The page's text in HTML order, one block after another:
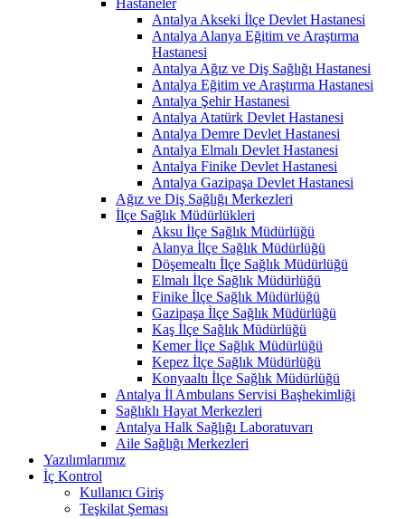
Antalya Akseki İlçe Devlet Hastanesi
Antalya Alanya Eğitim ve Araştırma
Hastanesi
Antalya Ağız ve Diş Sağlığı Hastanesi
Antalya Eğitim ve Araştırma Hastanesi
Antalya Şehir Hastanesi
Antalya Atatürk Devlet Hastanesi
Antalya Demre Devlet Hastanesi
Antalya Elmalı Devlet Hastanesi
Antalya Finike Devlet Hastanesi
Antalya Gazipaşa Devlet Hastanesi
Ağız ve Diş Sağlığı Merkezleri
İlçe Sağlık Müdürlükleri
Aksu İlçe Sağlık Müdürlüğü
Alanya İlçe Sağlık Müdürlüğü
Döşemealtı İlçe Sağlık Müdürlüğü
Elmalı İlçe Sağlık Müdürlüğü
Finike İlçe Sağlık Müdürlüğü
Gazipaşa İlçe Sağlık Müdürlüğü
Kaş İlçe Sağlık Müdürlüğü
Kemer İlçe Sağlık Müdürlüğü
Kepez İlçe Sağlık Müdürlüğü
Konyaaltı İlçe Sağlık Müdürlüğü
Antalya İl Ambulans Servisi Başhekimliği
Sağlıklı Hayat Merkezleri
Antalya Halk Sağlığı Laboratuvarı
Aile Sağlığı Merkezleri
Yazılımlarımız
İç Kontrol
Kullanıcı Giriş
Teşkilat Şeması